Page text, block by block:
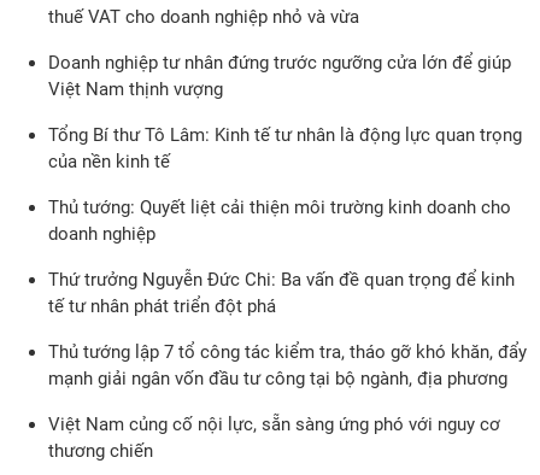
thuế VAT cho doanh nghiệp nhỏ và vừa
Doanh nghiệp tư nhân đứng trước ngưỡng cửa lớn để giúp
Việt Nam thịnh vượng
Tổng Bí thư Tô Lâm: Kinh tế tư nhân là động lực quan trọng
của nền kinh tế
Thủ tướng: Quyết liệt cải thiện môi trường kinh doanh cho
doanh nghiệp
Thứ trưởng Nguyễn Đức Chi: Ba vấn đề quan trọng để kinh
tế tư nhân phát triển đột phá
Thủ tướng lập 7 tổ công tác kiểm tra, tháo gỡ khó khăn, đẩy
mạnh giải ngân vốn đầu tư công tại bộ ngành, địa phương
Việt Nam củng cố nội lực, sẵn sàng ứng phó với nguy cơ
thương chiến